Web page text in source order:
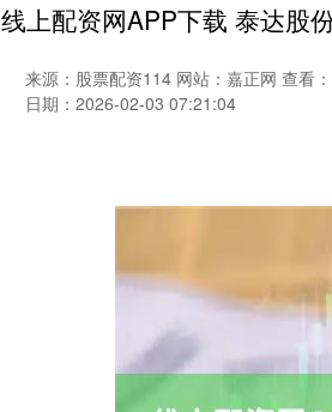
线上配资网APP下载 泰达股
来源：股票配资114 网站：嘉正网 查看
日期：2026-02-03 07:21:04